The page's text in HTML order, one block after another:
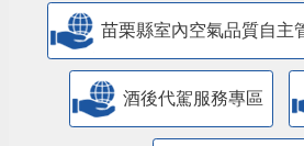
苗栗縣室內空氣品質自主
酒後代駕服務專區